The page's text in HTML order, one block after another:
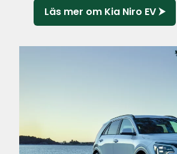
Läs mer om Kia Niro EV ⮞